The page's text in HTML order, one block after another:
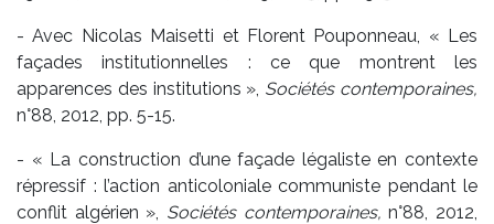
- Avec Nicolas Maisetti et Florent Pouponneau, « Les
façades institutionnelles : ce que montrent les
apparences des institutions », Sociétés contemporaines,
n°88, 2012, pp. 5-15.
- « La construction d’une façade légaliste en contexte
répressif : l’action anticoloniale communiste pendant le
conflit algérien », Sociétés contemporaines,n°88, 2012,